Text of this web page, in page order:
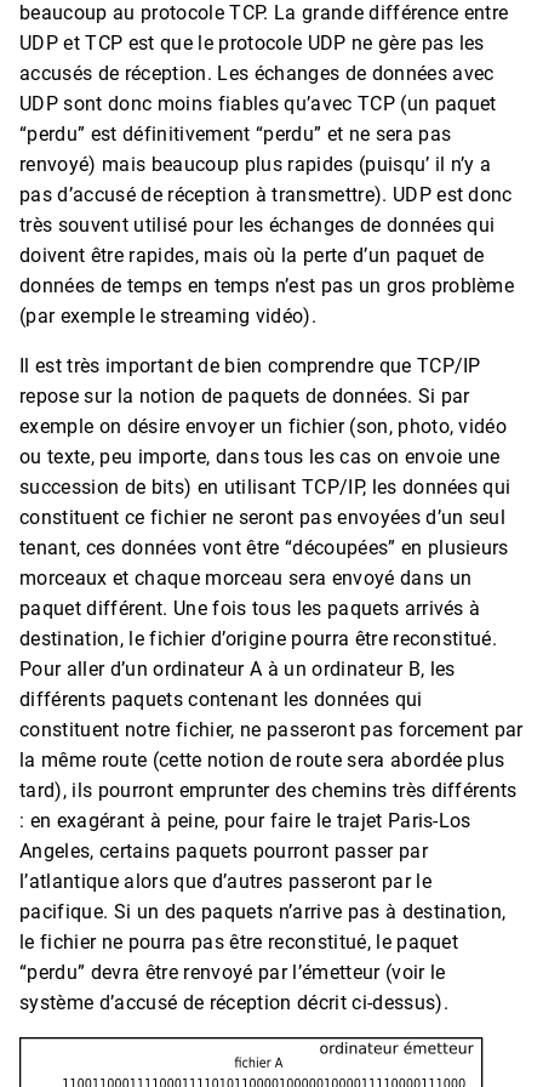
beaucoup au protocole TCP. La grande différence entre
UDP et TCP est que le protocole UDP ne gère pas les
accusés de réception. Les échanges de données avec
UDP sont donc moins fiables qu’avec TCP (un paquet
“perdu” est définitivement “perdu” et ne sera pas
renvoyé) mais beaucoup plus rapides (puisqu’ il n’y a
pas d’accusé de réception à transmettre). UDP est donc
très souvent utilisé pour les échanges de données qui
doivent être rapides, mais où la perte d’un paquet de
données de temps en temps n’est pas un gros problème
(par exemple le streaming vidéo).
Il est très important de bien comprendre que TCP/IP
repose sur la notion de paquets de données. Si par
exemple on désire envoyer un fichier (son, photo, vidéo
ou texte, peu importe, dans tous les cas on envoie une
succession de bits) en utilisant TCP/IP, les données qui
constituent ce fichier ne seront pas envoyées d’un seul
tenant, ces données vont être “découpées” en plusieurs
morceaux et chaque morceau sera envoyé dans un
paquet différent. Une fois tous les paquets arrivés à
destination, le fichier d’origine pourra être reconstitué.
Pour aller d’un ordinateur A à un ordinateur B, les
différents paquets contenant les données qui
constituent notre fichier, ne passeront pas forcement par
la même route (cette notion de route sera abordée plus
tard), ils pourront emprunter des chemins très différents
: en exagérant à peine, pour faire le trajet Paris-Los
Angeles, certains paquets pourront passer par
l’atlantique alors que d’autres passeront par le
pacifique. Si un des paquets n’arrive pas à destination,
le fichier ne pourra pas être reconstitué, le paquet
“perdu” devra être renvoyé par l’émetteur (voir le
système d’accusé de réception décrit ci-dessus).